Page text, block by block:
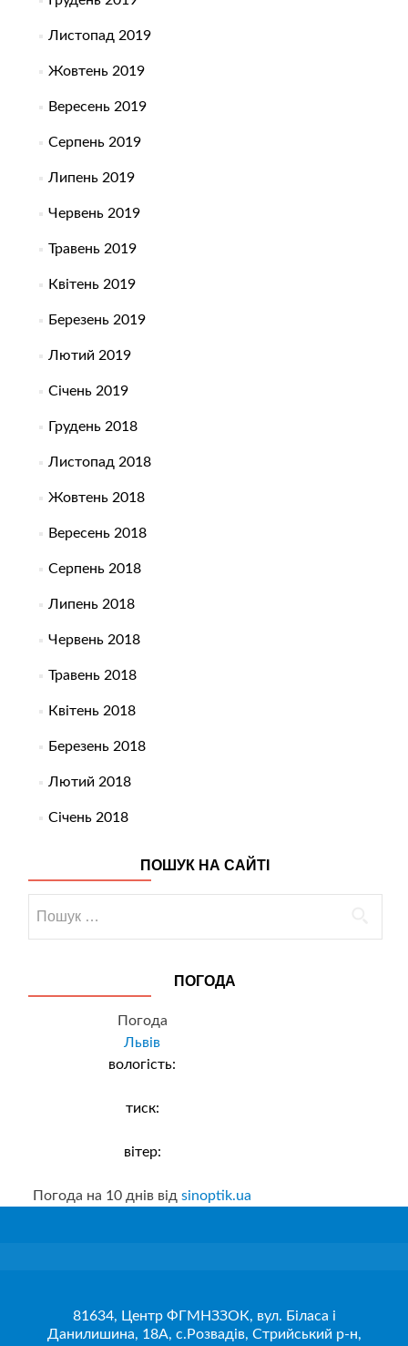
Листопад 2019
Жовтень 2019
Вересень 2019
Серпень 2019
Липень 2019
Червень 2019
Травень 2019
Квітень 2019
Березень 2019
Лютий 2019
Січень 2019
Грудень 2018
Листопад 2018
Жовтень 2018
Вересень 2018
Серпень 2018
Липень 2018
Червень 2018
Травень 2018
Квітень 2018
Березень 2018
Лютий 2018
Січень 2018
ПОШУК НА САЙТІ
ПОГОДА
Погода
Львів
вологість:
тиск:
вітер:
Погода на 10 днів від sinoptik.ua
81634, Центр ФГМНЗЗОК, вул. Біласа і
Данилишина, 18А, с.Розвадів, Стрийський р-н,